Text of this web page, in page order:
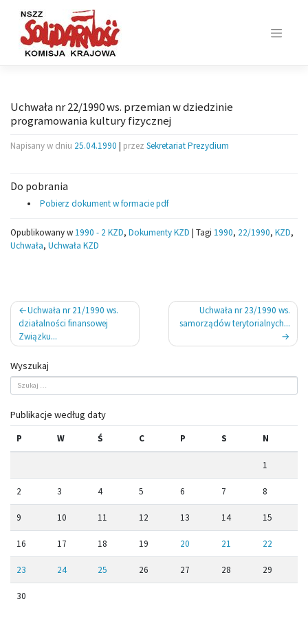
content
Uchwała nr 22/1990 ws. przemian w dziedzinie
programowania kultury fizycznej
Napisany w dniu 25.04.1990 | przez Sekretariat Prezydium
Do pobrania
Pobierz dokument w formacie pdf
Opublikowany w 1990 - 2 KZD, Dokumenty KZD | Tagi 1990, 22/1990, KZD,
Uchwała, Uchwała KZD
Nawigacja
wpisu
Uchwała nr 21/1990 ws.
działalności finansowej
Związku...
Uchwała nr 23/1990 ws.
samorządów terytorialnych...
Wyszukaj
Publikacje według daty
P W Ś C P S N
1
2 3 4 5 6 7 8
9 10 11 12 13 14 15
16 17 18 19 20 21 22
23 24 25 26 27 28 29
30